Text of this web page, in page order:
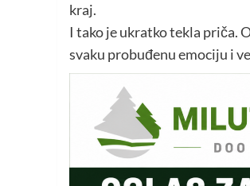
kraj.
I tako je ukratko tekla priča.
svaku probuđenu emociju i